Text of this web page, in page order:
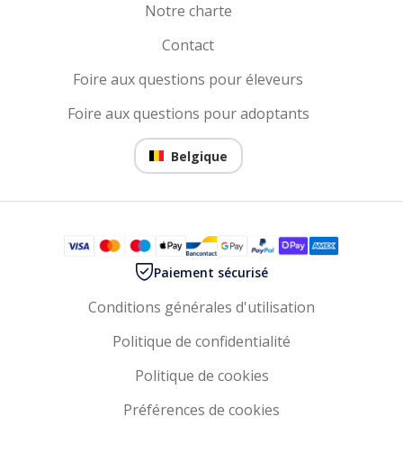
Notre charte
Contact
Foire aux questions pour éleveurs
Foire aux questions pour adoptants
Belgique
Paiement sécurisé
Conditions générales d'utilisation
Politique de confidentialité
Politique de cookies
Préférences de cookies